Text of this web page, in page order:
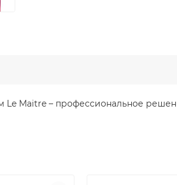
Le Maitre – профессиональное